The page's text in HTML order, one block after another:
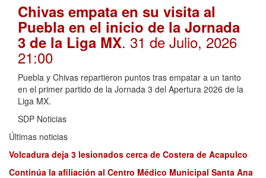
Chivas empata en su visita al
Puebla en el inicio de la Jornada
3 de la Liga MX. 31 de Julio, 2026
21:00
Puebla y Chivas repartieron puntos tras empatar a un tanto
en el primer partido de la Jornada 3 del Apertura 2026 de la
Liga MX.
SDP Noticias
Últimas noticias
Volcadura deja 3 lesionados cerca de Costera de Acapulco
Continúa la afiliación al Centro Médico Municipal Santa Ana